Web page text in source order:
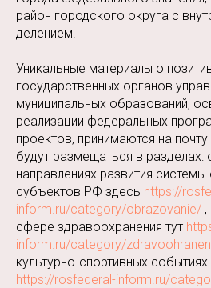
район городского округа с
делением.
Уникальные материалы о
государственных органов
муниципальных образований,
реализации федеральных
проектов, принимаются на почту
будут размещаться в разделах:
направлениях развития
субъектов РФ здесь https://
inform.ru/category/obrazovanie/
сфере здравоохранения тут
inform.ru/category/
культурно-спортивных
https://rosfederal-inform.ru/